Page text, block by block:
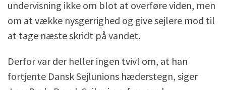
undervisning ikke om blot at overføre viden, men
om at vække nysgerrighed og give sejlere mod til
at tage næste skridt på vandet.
Derfor var der heller ingen tvivl om, at han
fortjente Dansk Sejlunions hæderstegn, siger